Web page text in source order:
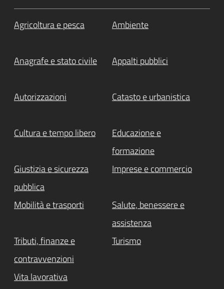
Agricoltura e pesca Ambiente
Anagrafe e stato civile Appalti pubblici
Autorizzazioni Catasto e urbanistica
Cultura e tempo libero
Educazione e
formazione
Giustizia e sicurezza
pubblica
Imprese e commercio
Mobilità e trasporti
Salute, benessere e
assistenza
Tributi, finanze e
contravvenzioni
Turismo
Vita lavorativa